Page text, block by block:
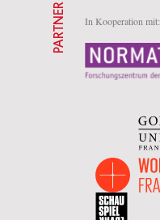
In Kooperation mit:
PARTNER